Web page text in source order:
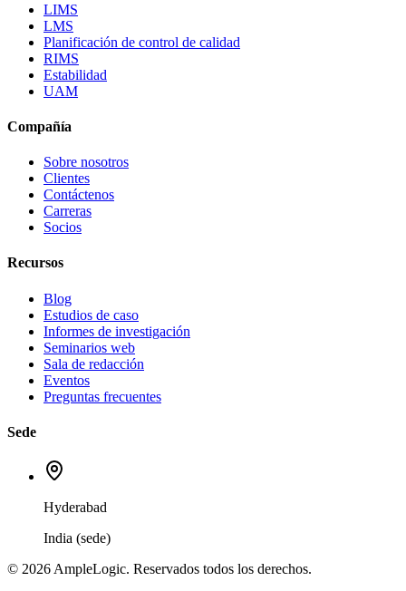
LIMS
LMS
Planificación de control de calidad
RIMS
Estabilidad
UAM
Compañía
Sobre nosotros
Clientes
Contáctenos
Carreras
Socios
Recursos
Blog
Estudios de caso
Informes de investigación
Seminarios web
Sala de redacción
Eventos
Preguntas frecuentes
Sede
Hyderabad
India (sede)
© 2026 AmpleLogic. Reservados todos los derechos.